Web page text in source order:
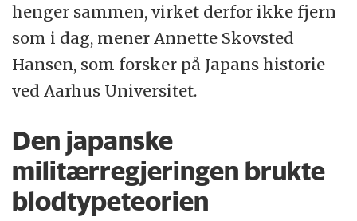
henger sammen, virket derfor ikke fjern
som i dag, mener Annette Skovsted
Hansen, som forsker på Japans historie
ved Aarhus Universitet.
Den japanske
militærregjeringen brukte
blodtypeteorien